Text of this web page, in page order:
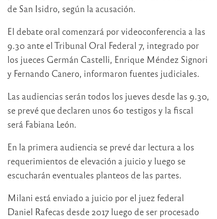
de San Isidro, según la acusación.
El debate oral comenzará por videoconferencia a las
9.30 ante el Tribunal Oral Federal 7, integrado por
los jueces Germán Castelli, Enrique Méndez Signori
y Fernando Canero, informaron fuentes judiciales.
Las audiencias serán todos los jueves desde las 9.30,
se prevé que declaren unos 60 testigos y la fiscal
será Fabiana León.
En la primera audiencia se prevé dar lectura a los
requerimientos de elevación a juicio y luego se
escucharán eventuales planteos de las partes.
Milani está enviado a juicio por el juez federal
Daniel Rafecas desde 2017 luego de ser procesado